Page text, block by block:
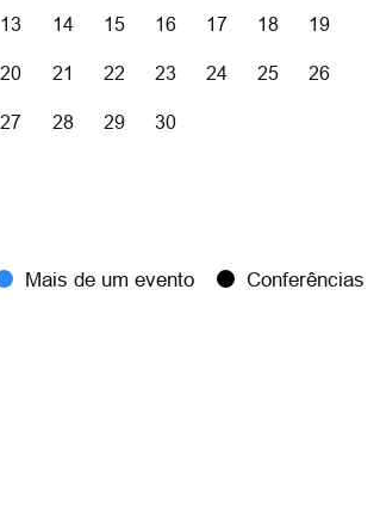
13 14 15 16 17 18 19
20 21 22 23 24 25 26
27 28 29 30
Mais de um evento Conferências